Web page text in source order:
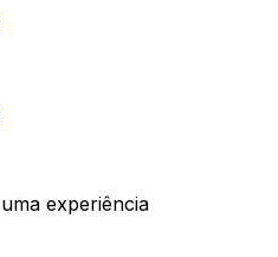
uma experiência